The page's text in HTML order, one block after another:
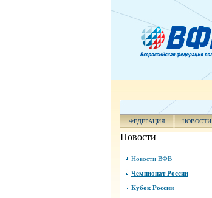
ФЕДЕРАЦИЯ НОВОСТИ
Новости
Новости ВФВ
Чемпионат России
Кубок России